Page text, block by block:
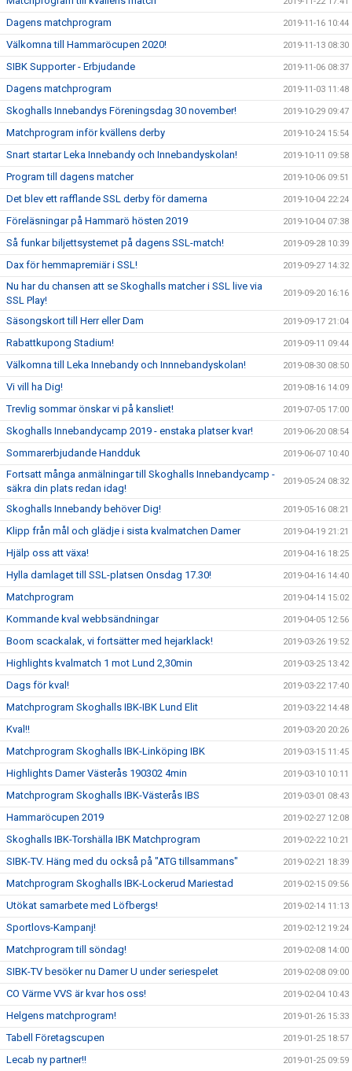
Dagens matchprogram 2019-11-16 10:44
Välkomna till Hammaröcupen 2020! 2019-11-13 08:30
SIBK Supporter - Erbjudande 2019-11-06 08:37
Dagens matchprogram 2019-11-03 11:48
Skoghalls Innebandys Föreningsdag 30 november! 2019-10-29 09:47
Matchprogram inför kvällens derby 2019-10-24 15:54
Snart startar Leka Innebandy och Innebandyskolan! 2019-10-11 09:58
Program till dagens matcher 2019-10-06 09:51
Det blev ett rafflande SSL derby för damerna 2019-10-04 22:24
Föreläsningar på Hammarö hösten 2019 2019-10-04 07:38
Så funkar biljettsystemet på dagens SSL-match! 2019-09-28 10:39
Dax för hemmapremiär i SSL! 2019-09-27 14:32
Nu har du chansen att se Skoghalls matcher i SSL live via
SSL Play!
2019-09-20 16:16
Säsongskort till Herr eller Dam 2019-09-17 21:04
Rabattkupong Stadium! 2019-09-11 09:44
Välkomna till Leka Innebandy och Innnebandyskolan! 2019-08-30 08:50
Vi vill ha Dig! 2019-08-16 14:09
Trevlig sommar önskar vi på kansliet! 2019-07-05 17:00
Skoghalls Innebandycamp 2019 - enstaka platser kvar! 2019-06-20 08:54
Sommarerbjudande Handduk 2019-06-07 10:40
Fortsatt många anmälningar till Skoghalls Innebandycamp -
säkra din plats redan idag!
2019-05-24 08:32
Skoghalls Innebandy behöver Dig! 2019-05-16 08:21
Klipp från mål och glädje i sista kvalmatchen Damer 2019-04-19 21:21
Hjälp oss att växa! 2019-04-16 18:25
Hylla damlaget till SSL-platsen Onsdag 17.30! 2019-04-16 14:40
Matchprogram 2019-04-14 15:02
Kommande kval webbsändningar 2019-04-05 12:56
Boom scackalak, vi fortsätter med hejarklack! 2019-03-26 19:52
Highlights kvalmatch 1 mot Lund 2,30min 2019-03-25 13:42
Dags för kval! 2019-03-22 17:40
Matchprogram Skoghalls IBK-IBK Lund Elit 2019-03-22 14:48
Kval!! 2019-03-20 20:26
Matchprogram Skoghalls IBK-Linköping IBK 2019-03-15 11:45
Highlights Damer Västerås 190302 4min 2019-03-10 10:11
Matchprogram Skoghalls IBK-Västerås IBS 2019-03-01 08:43
Hammaröcupen 2019 2019-02-27 12:08
Skoghalls IBK-Torshälla IBK Matchprogram 2019-02-22 10:21
SIBK-TV. Häng med du också på "ATG tillsammans" 2019-02-21 18:39
Matchprogram Skoghalls IBK-Lockerud Mariestad 2019-02-15 09:56
Utökat samarbete med Löfbergs! 2019-02-14 11:13
Sportlovs-Kampanj! 2019-02-12 19:24
Matchprogram till söndag! 2019-02-08 14:00
SIBK-TV besöker nu Damer U under seriespelet 2019-02-08 09:00
CO Värme VVS är kvar hos oss! 2019-02-04 10:43
Helgens matchprogram! 2019-01-26 15:33
Tabell Företagscupen 2019-01-25 18:57
Lecab ny partner!! 2019-01-25 09:59